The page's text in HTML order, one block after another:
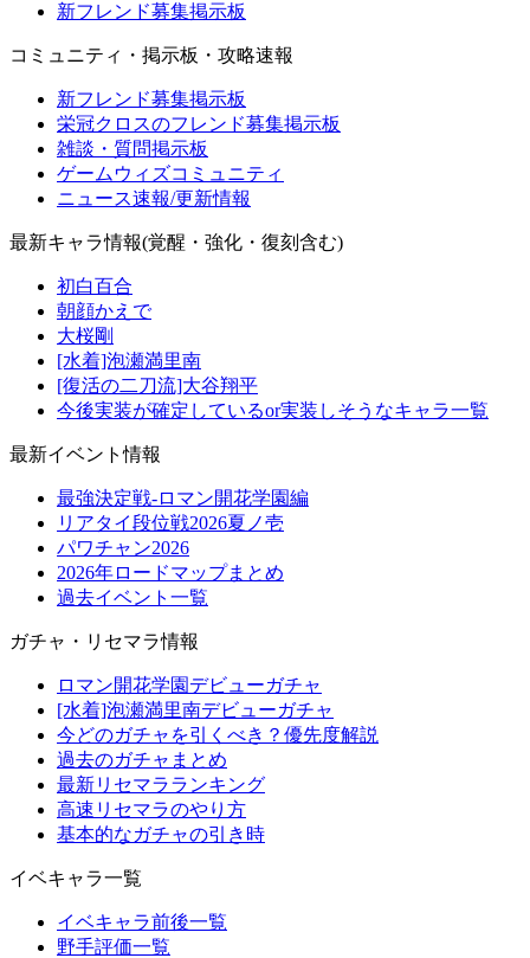
新フレンド募集掲示板
コミュニティ・掲示板・攻略速報
新フレンド募集掲示板
栄冠クロスのフレンド募集掲示板
雑談・質問掲示板
ゲームウィズコミュニティ
ニュース速報/更新情報
最新キャラ情報(覚醒・強化・復刻含む)
初白百合
朝顔かえで
大桜剛
[水着]泡瀬満里南
[復活の二刀流]大谷翔平
今後実装が確定しているor実装しそうなキャラ一覧
最新イベント情報
最強決定戦-ロマン開花学園編
リアタイ段位戦2026夏ノ壱
パワチャン2026
2026年ロードマップまとめ
過去イベント一覧
ガチャ・リセマラ情報
ロマン開花学園デビューガチャ
[水着]泡瀬満里南デビューガチャ
今どのガチャを引くべき？優先度解説
過去のガチャまとめ
最新リセマラランキング
高速リセマラのやり方
基本的なガチャの引き時
イベキャラ一覧
イベキャラ前後一覧
野手評価一覧